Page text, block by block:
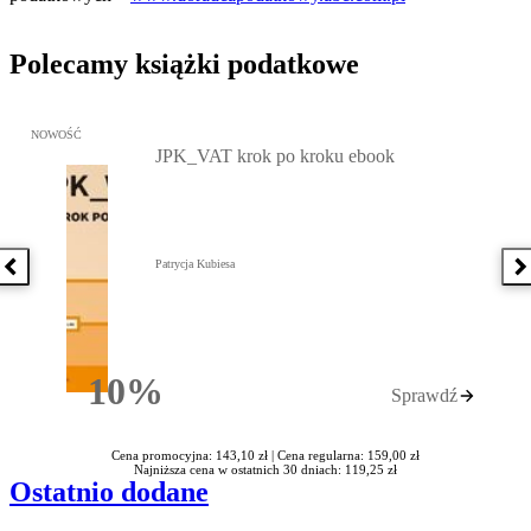
Polecamy książki podatkowe
Poprzednia książka
Przejdź do: JPK_VAT krok po kroku ebook, Patrycja Kubiesa -
NOWOŚĆ
10%Rabatu
JPK_VAT krok po kroku ebook
Patrycja Kubiesa
Sprawdź
Cena promocyjna: 143,10 zł | Cena regularna: 159,00 zł
Najniższa cena w ostatnich 30 dniach: 119,25 zł
Ostatnio dodane